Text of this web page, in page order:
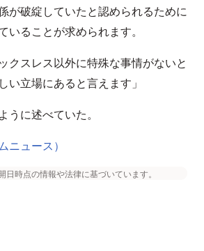
が破綻していたと認められるために
いることが求められます。
クスレス以外に特殊な事情がないと
い立場にあると言えます」
うに述べていた。
ニュース）
日時点の情報や法律に基づいています。